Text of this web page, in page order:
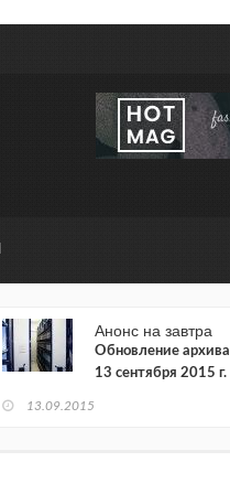
Анонс на завтра
Обновление архива
13 сентября 2015 г.
13.09.2015